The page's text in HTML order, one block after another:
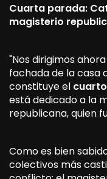
Cuarta parada:
magisterio
"Nos dirigimos
fachada de la casa
constituye el
está dedicado a la
republicana, quien
Como es bien
colectivos más